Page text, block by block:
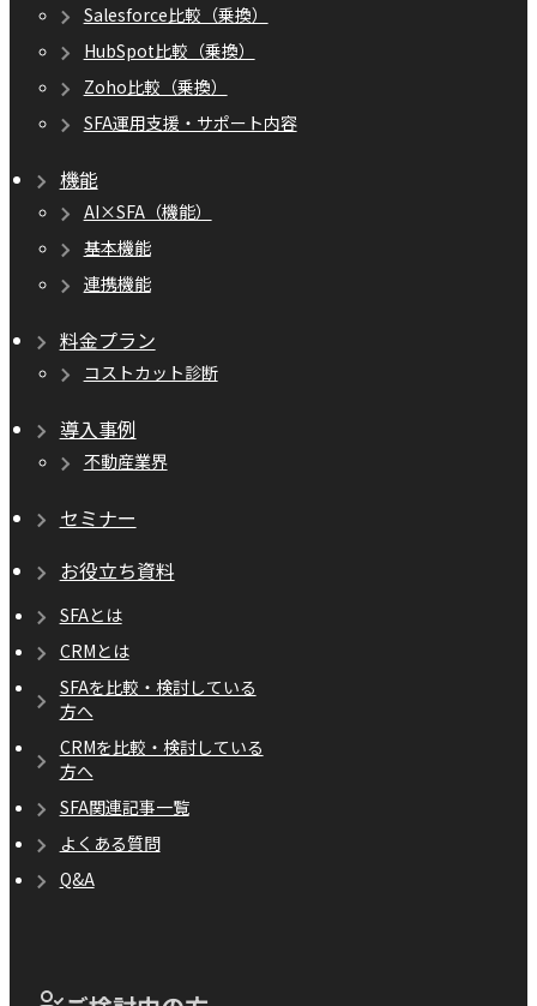
Salesforce比較（乗換）
HubSpot比較（乗換）
Zoho比較（乗換）
SFA運用支援・サポート内容
機能
AI×SFA（機能）
基本機能
連携機能
料金プラン
コストカット診断
導入事例
不動産業界
セミナー
お役立ち資料
SFAとは
CRMとは
SFAを比較・検討している
方へ
CRMを比較・検討している
方へ
SFA関連記事一覧
よくある質問
Q&A